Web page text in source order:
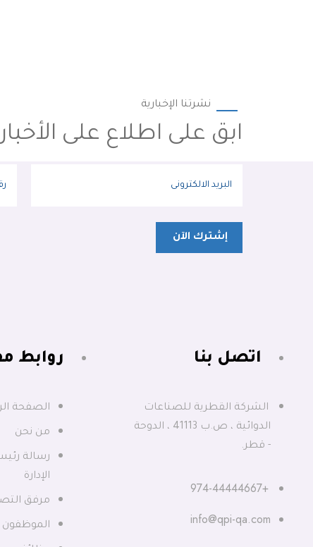
نشرتنا الإخبارية
ابق على اطلاع على
اتصل بنا​
الشركة القطرية للصناعات
الدوائية ، ص.ب 41113 ، الدوحة
- قطر.
+974-44444667
info@qpi-qa.com
روابط
الصفحة
من نحن
رسالة
الإدارة
مرفق
الموظفون